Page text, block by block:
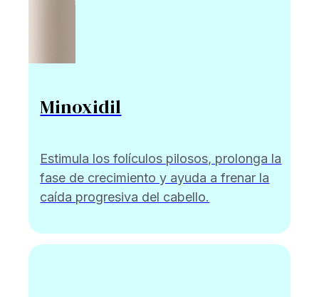
Minoxidil
Estimula los folículos pilosos, prolonga la
fase de crecimiento y ayuda a frenar la
caída progresiva del cabello.